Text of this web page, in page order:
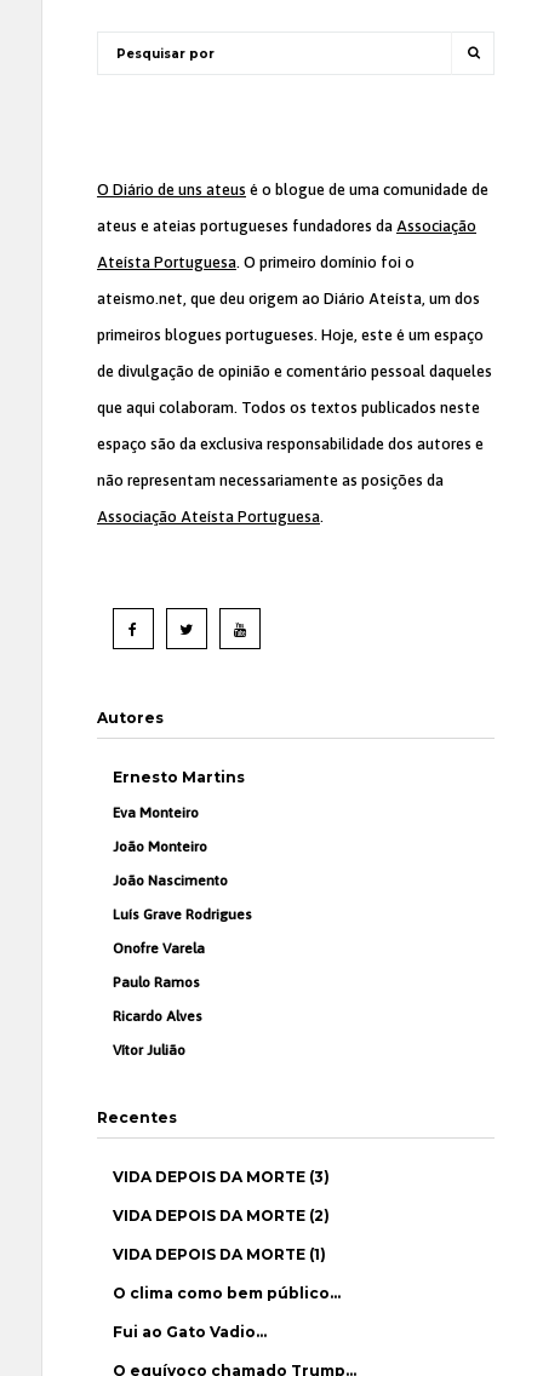
O Diário de uns ateus é o blogue de uma comunidade de
ateus e ateias portugueses fundadores da Associação
Ateísta Portuguesa. O primeiro domínio foi o
ateismo.net, que deu origem ao Diário Ateísta, um dos
primeiros blogues portugueses. Hoje, este é um espaço
de divulgação de opinião e comentário pessoal daqueles
que aqui colaboram. Todos os textos publicados neste
espaço são da exclusiva responsabilidade dos autores e
não representam necessariamente as posições da
Associação Ateísta Portuguesa.
Autores
Ernesto Martins
Eva Monteiro
João Monteiro
João Nascimento
Luís Grave Rodrigues
Onofre Varela
Paulo Ramos
Ricardo Alves
Vítor Julião
Recentes
VIDA DEPOIS DA MORTE (3)
VIDA DEPOIS DA MORTE (2)
VIDA DEPOIS DA MORTE (1)
O clima como bem público…
Fui ao Gato Vadio…
O equívoco chamado Trump…